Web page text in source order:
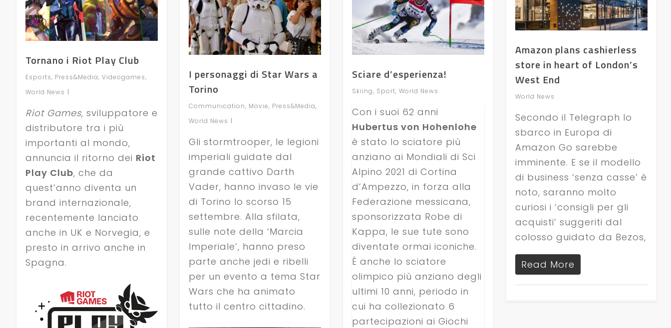
Tornano i Riot Play Club
Esports, Press&Media, Videogames,
World News
Riot Games, sviluppatore e
distributore tra i più
importanti al mondo,
annuncia il ritorno dei Riot
Play Club, che da
quest’anno diventa un
brand internazionale,
recentemente lanciato
anche in UK e Norvegia, e
presto in arrivo anche in
Spagna.
I personaggi di Star Wars a
Torino
Communication, Movie, Press&Media,
World News
Gli stormtrooper, le legioni
imperiali guidate dal
grande cattivo Darth
Vader, hanno invaso le vie
di Torino lo scorso 15
settembre. Alla sfilata,
sulle note della ‘Marcia
Imperiale’, hanno preso
parte anche jedi e ribelli
per un evento a tema Star
Wars che ha animato
tutto il centro cittadino.
Sciare d’esperienza!
Skiing, Sport, World News
Con i suoi 62 anni
Hubertus von Hohenlohe
è stato lo sciatore più
anziano ai Mondiali di Sci
Alpino 2021 di Cortina
d’Ampezzo, in forza alla
Federazione messicana,
sponsorizzata Robe di
Kappa, le sue tute sono
diventate ormai iconiche.
È anche lo sciatore
olimpico più anziano degli
ultimi 10 anni, periodo in
cui ha collezionato 6
partecipazioni ai Giochi
Amazon plans cashierless
store in heart of London’s
West End
World News
Secondo il Telegraph lo
sbarco in Europa di
Amazon Go sarebbe
imminente. E se il modello
di business ‘senza casse’ è
noto, saranno molto
curiosi i ‘consigli per gli
acquisti’ suggeriti dal
colosso guidato da Bezos,
Read More